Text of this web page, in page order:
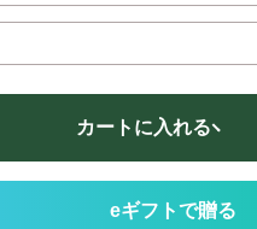
カートに入れる